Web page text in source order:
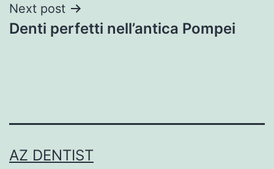
Next post
Denti perfetti nell’antica Pompei
AZ DENTIST